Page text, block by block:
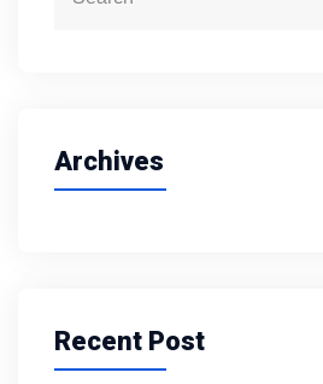
Archives
Recent Post